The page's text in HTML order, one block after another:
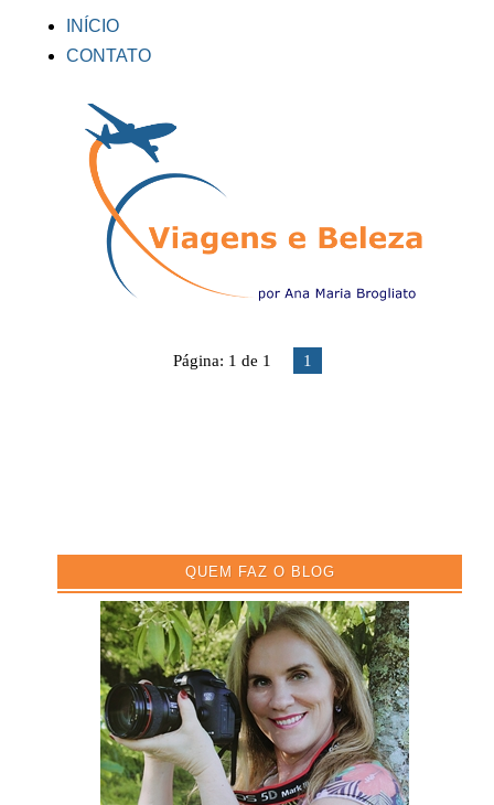
INÍCIO
CONTATO
Página: 1 de 1 1
QUEM FAZ O BLOG